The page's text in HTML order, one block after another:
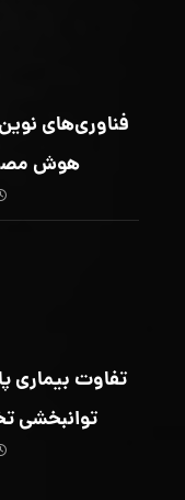
فناوری‌های
هوش
توانبخشی